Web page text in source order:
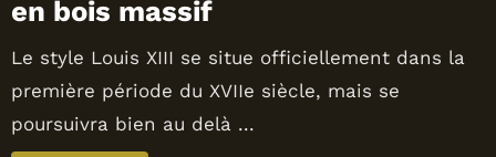
en bois massif
Le style Louis XIII se situe officiellement dans la
première période du XVIIe siècle, mais se
poursuivra bien au delà ...